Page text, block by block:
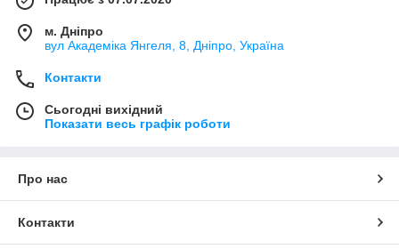
м. Дніпро
вул Академіка Янгеля, 8, Дніпро, Україна
Контакти
Сьогодні вихідний
Показати весь графік роботи
Про нас
Контакти